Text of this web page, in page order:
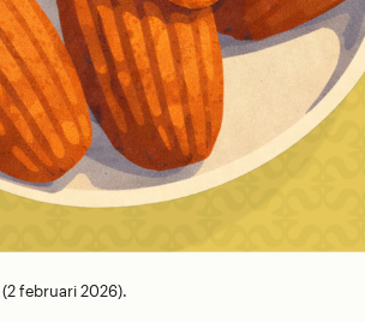
(2 februari 2026).